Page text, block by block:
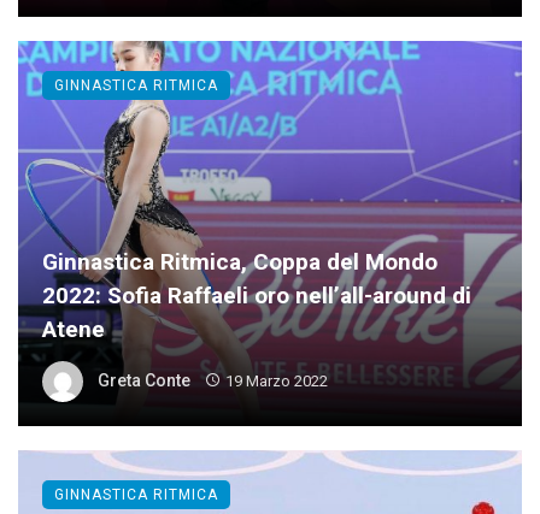
Ginnastica Ritmica, Coppa del Mondo
2022: Sofia Raffaeli oro nell’all-around di
Atene
Greta Conte 19 Marzo 2022
GINNASTICA RITMICA
GINNASTICA RITMICA